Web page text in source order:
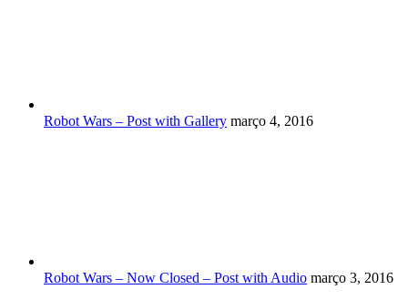
Robot Wars – Post with Gallery março 4, 2016
Robot Wars – Now Closed – Post with Audio março 3, 2016